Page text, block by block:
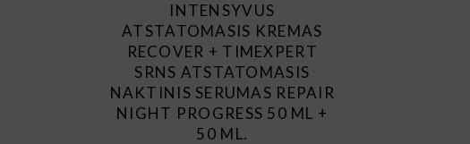
INTENSYVUS
ATSTATOMASIS KREMAS
RECOVER + TIMEXPERT
SRNS ATSTATOMASIS
NAKTINIS SERUMAS REPAIR
NIGHT PROGRESS 50 ML +
50 ML.